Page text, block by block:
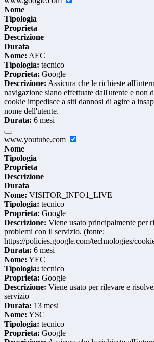
Nome
Tipologia
Proprieta
Descrizione
Durata
Nome: AEC
Tipologia: tecnico
Proprieta: Google
Descrizione: Assicura che le richieste
navigazione siano effettuate dall'utente e non
cookie impedisce a siti dannosi di agire a
nome dell'utente.
Durata: 6 mesi
www.youtube.com
Nome
Tipologia
Proprieta
Descrizione
Durata
Nome: VISITOR_INFO1_LIVE
Tipologia: tecnico
Proprieta: Google
Descrizione: Viene usato principalmente per
problemi con il servizio. (fonte:
https://policies.google.com/technologies/
Durata: 6 mesi
Nome: YEC
Tipologia: tecnico
Proprieta: Google
Descrizione: Viene usato per rilevare e
servizio
Durata: 13 mesi
Nome: YSC
Tipologia: tecnico
Proprieta: Google